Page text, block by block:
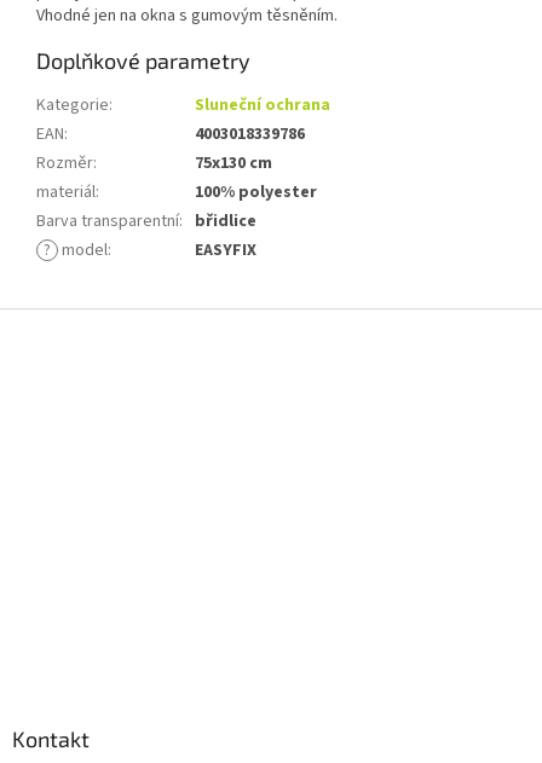
Vhodné jen na okna s gumovým těsněním.
Doplňkové parametry
Kategorie:
Sluneční ochrana
EAN:
4003018339786
Rozměr:
75x130 cm
materiál:
100% polyester
Barva transparentní: břidlice
? model: EASYFIX
Kontakt